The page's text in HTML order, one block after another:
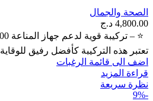
الصحة والجمال
4,800.00 د.ج
تعتبر هذه التركيبة كأفضل رفيق للوقاية
اضف الى قائمة الرغبات
قراءة المزيد
نظرة سريعة
-9%